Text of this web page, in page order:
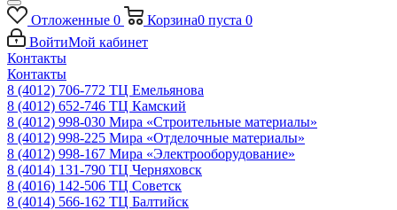
Отложенные 0 Корзина0 пуста 0
ВойтиМой кабинет
Контакты
Контакты
8 (4012) 706-772 ТЦ Емельянова
8 (4012) 652-746 ТЦ Камский
8 (4012) 998-030 Мира «Строительные материалы»
8 (4012) 998-225 Мира «Отделочные материалы»
8 (4012) 998-167 Мира «Электрооборудование»
8 (4014) 131-790 ТЦ Черняховск
8 (4016) 142-506 ТЦ Советск
8 (4014) 566-162 ТЦ Балтийск